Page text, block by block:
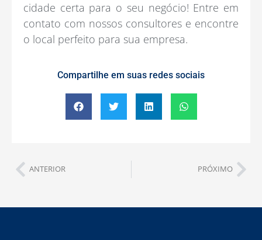
cidade certa para o seu negócio! Entre em
contato com nossos consultores e encontre
o local perfeito para sua empresa.
Compartilhe em suas redes sociais
ANTERIOR PRÓXIMO